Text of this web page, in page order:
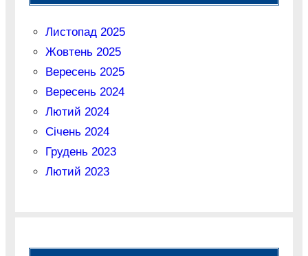
Листопад 2025
Жовтень 2025
Вересень 2025
Вересень 2024
Лютий 2024
Січень 2024
Грудень 2023
Лютий 2023